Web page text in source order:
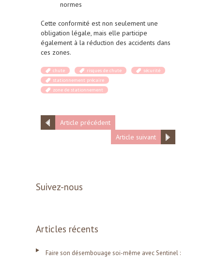
normes
Cette conformité est non seulement une
obligation légale, mais elle participe
également à la réduction des accidents dans
ces zones.
chute risques de chute
sécurité
stationnement précaire
zone de stationnement
Article précédent
Article suivant
Suivez-nous
Articles récents
Faire son désembouage soi-même avec Sentinel :